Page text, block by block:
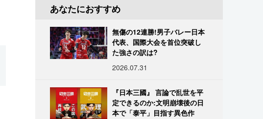
あなたにおすすめ
無傷の12連勝!男子バレー日本
代表、国際大会を首位突破し
た強さの訳は?
2026.07.31
『日本三國』 言論で乱世を平
定できるのか:文明崩壊後の日
本で「泰平」目指す異色作